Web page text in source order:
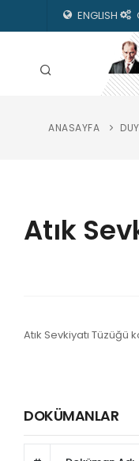
ENGLISH
HAKKIMIZDA
KILAVUZLAR
ANASAYFA
Atık
Atık Sevkiyatı Tüzüğü
DOKÜMANLAR